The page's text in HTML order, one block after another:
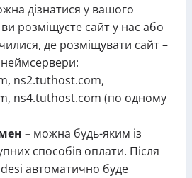
дізнатися у вашого
розміщуєте сайт у нас або
де розміщувати сайт –
ns2.tuthost.com,
ns4.tuthost.com (по одному
– можна будь-яким із
способів оплати. Після
автоматично буде